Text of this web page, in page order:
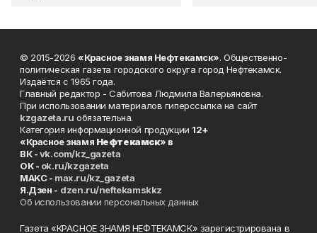
© 2015-2026 «Красное знамя Нефтекамск». Общественно-
политическая газета городского округа город Нефтекамск.
Издаётся с 1965 года.
Главный редактор - Сабитова Людмила Валерьяновна.
При использовании материалов гиперссылка на сайт
kzgazeta.ru обязательна.
Категория информационной продукции 12+
«Красное знамя Нефтекамск» в
ВК -vk.com/kz_gazeta
ОК - ok.ru/kzgazeta
MAKC - max.ru/kz_gazeta
Я.Дзен - dzen.ru/neftekamskkz
Об использовании персональных данных
Газета «КРАСНОЕ ЗНАМЯ НЕФТЕКАМСК» зарегистрирована в